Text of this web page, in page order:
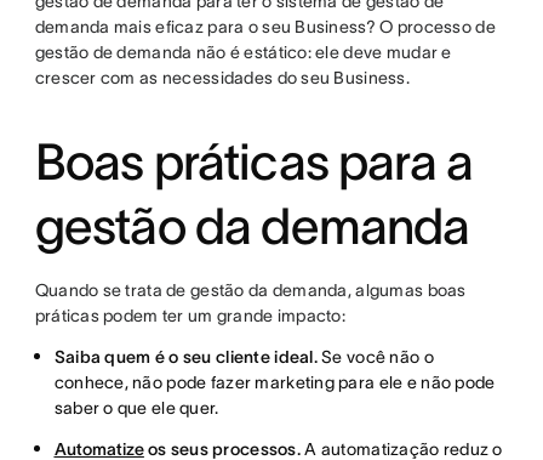
demanda mais eficaz para o seu Business? O processo de
gestão de demanda não é estático: ele deve mudar e
crescer com as necessidades do seu Business.
Boas práticas para a
gestão da demanda
Quando se trata de gestão da demanda, algumas boas
práticas podem ter um grande impacto:
Saiba quem é o seu cliente ideal.Se você não o
conhece, não pode fazer marketing para ele e não pode
saber o que ele quer.
Automatizeos seus processos.A automatização reduz o